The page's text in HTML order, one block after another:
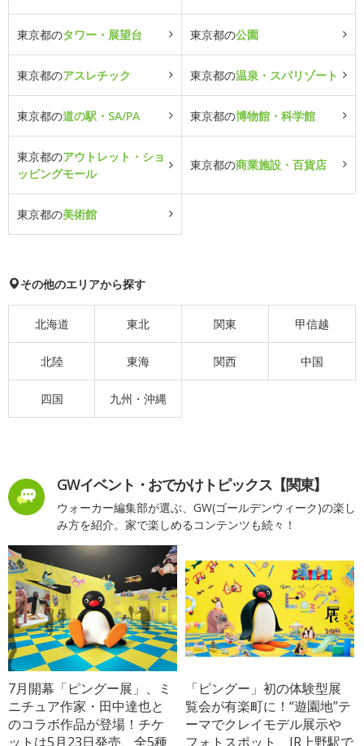
東京都のタワー・展望台 東京都の公園
東京都のアスレチック 東京都の温泉・スパリゾート
東京都の道の駅・SA/PA 東京都の博物館・科学館
東京都のアウトレット・ショ
ッピングモール
東京都の商業施設・百貨店
東京都の美術館
その他のエリアから探す
北海道 東北 関東 甲信越
北陸 東海 関西 中国
四国 九州・沖縄
GWイベント・おでかけトピックス【関東】
ウォーカー編集部が選ぶ、GW(ゴールデンウィーク)の楽し
み方を紹介。家で楽しめるコンテンツも続々！
7月開幕「ピングー展」、ミ
ニチュア作家・田中達也と
のコラボ作品が登場！チケ
ットは5月23日発売、全5種
「ピングー」初の体験型展
覧会が有楽町に！“遊園地”テ
ーマでクレイモデル展示や
フォトスポット、JR上野駅で